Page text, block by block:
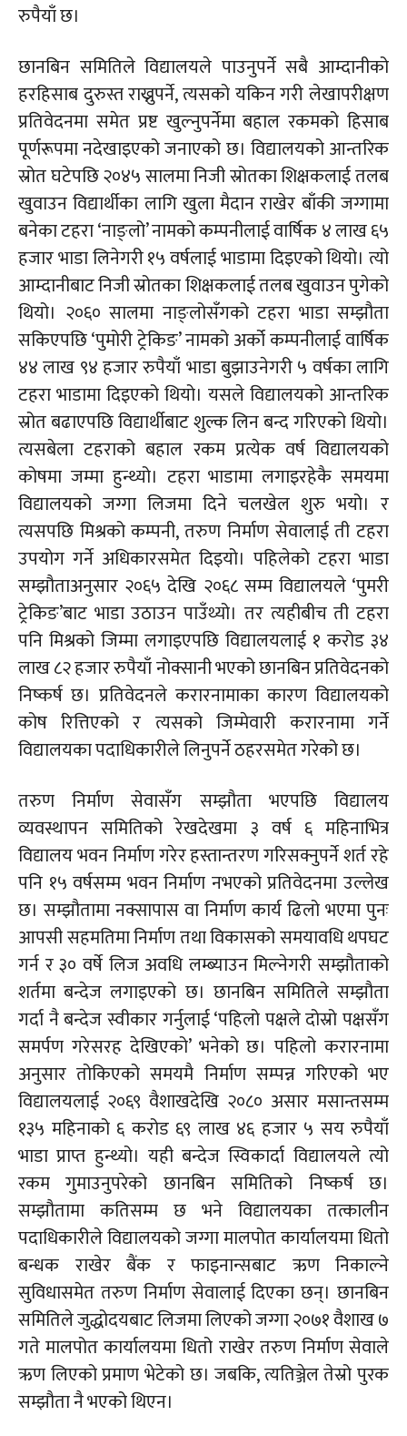
रुपैयाँ छ।
छानबिन समितिले विद्यालयले पाउनुपर्ने सबै आम्दानीको
हरहिसाब दुरुस्त राख्नुपर्ने, त्यसको यकिन गरी लेखापरीक्षण
प्रतिवेदनमा समेत प्रष्ट खुल्नुपर्नेमा बहाल रकमको हिसाब
पूर्णरूपमा नदेखाइएको जनाएको छ। विद्यालयको आन्तरिक
स्रोत घटेपछि २०४५ सालमा निजी स्रोतका शिक्षकलाई तलब
खुवाउन विद्यार्थीका लागि खुला मैदान राखेर बाँकी जग्गामा
बनेका टहरा ‘नाङ्लो’ नामको कम्पनीलाई वार्षिक ४ लाख ६५
हजार भाडा लिनेगरी १५ वर्षलाई भाडामा दिइएको थियो। त्यो
आम्दानीबाट निजी स्रोतका शिक्षकलाई तलब खुवाउन पुगेको
थियो। २०६० सालमा नाङ्लोसँगकोटहरा भाडा सम्झौता
सकिएपछि ‘पुमोरी ट्रेकिङ’ नामको अर्को कम्पनीलाई वार्षिक
४४ लाख ९४ हजार रुपैयाँ भाडाबुझाउनेगरी५ वर्षका लागि
टहरा भाडामा दिइएको थियो। यसले विद्यालयको आन्तरिक
स्रोत बढाएपछि विद्यार्थीबाट शुल्क लिन बन्द गरिएको थियो।
त्यसबेला टहराको बहाल रकम प्रत्येक वर्ष विद्यालयको
कोषमा जम्मा हुन्थ्यो। टहरा भाडामा लगाइरहेकै समयमा
विद्यालयको जग्गा लिजमा दिने चलखेल शुरु भयो। र
त्यसपछि मिश्रको कम्पनी, तरुण निर्माण सेवालाई ती टहरा
उपयोग गर्ने अधिकारसमेत दिइयो। पहिलेको टहरा भाडा
सम्झौताअनुसार २०६५ देखि २०६८ सम्म विद्यालयले ‘पुमरी
ट्रेकिङ’बाट भाडा उठाउन पाउँथ्यो। तर त्यहीबीच ती टहरा
पनि मिश्रको जिम्मा लगाइएपछि विद्यालयलाई १ करोड ३४
लाख ८२ हजार रुपैयाँ नोक्सानी भएको छानबिन प्रतिवेदनको
निष्कर्ष छ। प्रतिवेदनले करारनामाका कारण विद्यालयको
कोष रित्तिएको र त्यसको जिम्मेवारी करारनामा गर्ने
विद्यालयका पदाधिकारीले लिनुपर्ने ठहरसमेत गरेको छ।
तरुण निर्माण सेवासँग सम्झौता भएपछि विद्यालय
व्यवस्थापन समितिको रेखदेखमा ३ वर्ष ६ महिनाभित्र
विद्यालय भवन निर्माण गरेर हस्तान्तरण गरिसक्नुपर्ने शर्त रहे
पनि १५ वर्षसम्म भवन निर्माण नभएको प्रतिवेदनमा उल्लेख
छ। सम्झौतामा नक्सापास वा निर्माण कार्य ढिलो भएमा पुनः
आपसी सहमतिमा निर्माण तथा विकासको समयावधि थपघट
गर्न र ३० वर्षे लिज अवधि लम्ब्याउन मिल्नेगरी सम्झौताको
शर्तमा बन्देज लगाइएको छ। छानबिन समितिले सम्झौता
गर्दा नै बन्देज स्वीकार गर्नुलाई ‘पहिलो पक्षले दोस्रो पक्षसँग
समर्पण गरेसरहदेखिएको’ भनेको छ। पहिलो करारनामा
अनुसार तोकिएको समयमै निर्माण सम्पन्न गरिएको भए
विद्यालयलाई २०६९ वैशाखदेखि २०८० असार मसान्तसम्म
१३५ महिनाको ६ करोड ६९ लाख ४६ हजार ५ सय रुपैयाँ
भाडा प्राप्त हुन्थ्यो। यही बन्देज स्विकार्दा विद्यालयले त्यो
रकम गुमाउनुपरेको छानबिन समितिको निष्कर्ष छ।
सम्झौतामा कतिसम्म छ भने विद्यालयका तत्कालीन
पदाधिकारीले विद्यालयको जग्गा मालपोत कार्यालयमा धितो
बन्धक राखेर बैंक र फाइनान्सबाट ऋण निकाल्ने
सुविधासमेत तरुण निर्माण सेवालाई दिएका छन्। छानबिन
समितिलेजुद्धोदयबाटलिजमा लिएको जग्गा २०७१ वैशाख ७
गते मालपोत कार्यालयमा धितो राखेर तरुण निर्माण सेवाले
ऋण लिएको प्रमाण भेटेको छ। जबकि,त्यतिञ्जेलतेस्रोपुरक
सम्झौता नै भएको थिएन।